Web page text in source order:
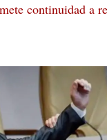
continuidad a